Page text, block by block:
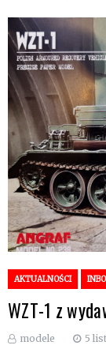
AKTUALNOŚCI
WZT-1 z
modele 5